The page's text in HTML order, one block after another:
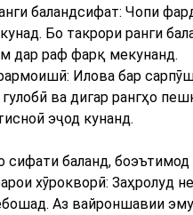
баландсифат: Чопи
Бо такрори ранги
дар раф фарқ мекунанд.
Илова бар
ва дигар рангҳо
эҷод кунанд.
баланд,
хӯрокворӣ: Заҳролуд
Аз вайроншавии